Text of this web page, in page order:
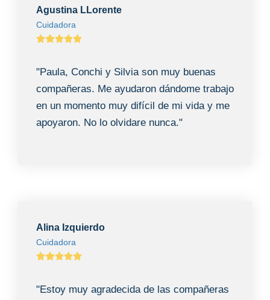
Agustina LLorente
Cuidadora
"Paula, Conchi y Silvia son muy buenas
compañeras. Me ayudaron dándome trabajo
en un momento muy difícil de mi vida y me
apoyaron. No lo olvidare nunca."
Alina Izquierdo
Cuidadora
"Estoy muy agradecida de las compañeras